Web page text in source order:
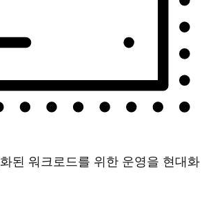
된 워크로드를 위한 운영을 현대화